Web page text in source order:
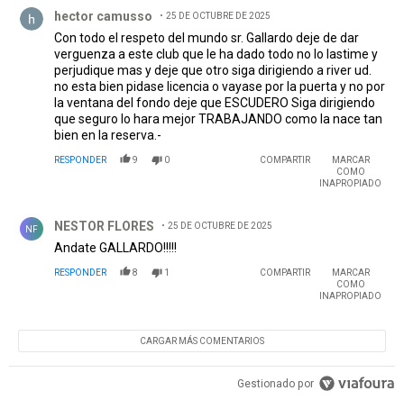
hector camusso 25 DE OCTUBRE DE 2025
Con todo el respeto del mundo sr. Gallardo deje de dar
verguenza a este club que le ha dado todo no lo lastime y
perjudique mas y deje que otro siga dirigiendo a river ud.
no esta bien pidase licencia o vayase por la puerta y no por
la ventana del fondo deje que ESCUDERO Siga dirigiendo
que seguro lo hara mejor TRABAJANDO como la nace tan
bien en la reserva.-
RESPONDER 9 0 COMPARTIR
MARCAR
COMO
INAPROPIADO
NF NESTOR FLORES 25 DE OCTUBRE DE 2025
Andate GALLARDO!!!!!
RESPONDER 8 1 COMPARTIR
MARCAR
COMO
INAPROPIADO
CARGAR MÁS COMENTARIOS
Gestionado por